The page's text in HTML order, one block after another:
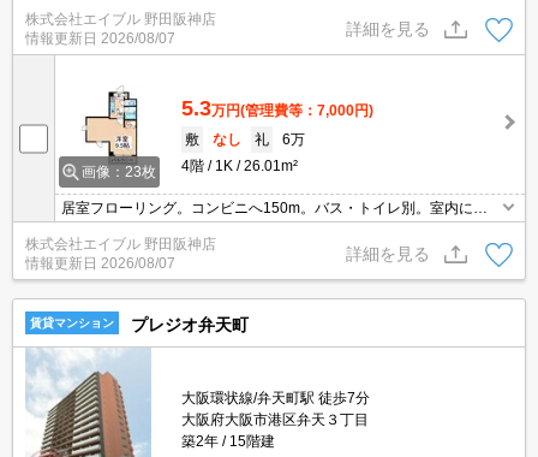
で、一人暮らしも安心。保証会社加入要(初回保証料賃料の50%、月
次保証料2%)。
株式会社エイブル 野田阪神店
情報更新日 2026/08/07
詳細を見る
画像：23枚
5.3万円(管理費等：7,000円)
敷
なし 礼
6万
4階
1K 26.01m²
居室フローリング。コンビニへ150m。バス・トイレ別。室内に洗
ね。退去時、ルームクリーニング費用は実費でご負担願います。
株式会社エイブル 野田阪神店
情報更新日 2026/08/07
詳細を見る
賃貸マンション プレジオ弁天町
大阪環状線/弁天町駅 徒歩7分
大阪府大阪市港区弁天３丁目
築2年
15階建